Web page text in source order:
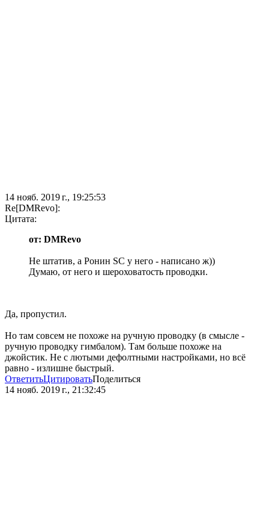
14 нояб. 2019 г., 19:25:53
Re[DMRevo]:
Цитата:
от: DMRevo
Не штатив, а Ронин SC у него - написано ж))
Думаю, от него и шероховатость проводки.
Да, пропустил.
Но там совсем не похоже на ручную проводку (в смысле -
ручную проводку гимбалом). Там больше похоже на
джойстик. Не с лютыми дефолтными настройками, но всё
равно - излишне быстрый.
ОтветитьЦитироватьПоделиться
14 нояб. 2019 г., 21:32:45